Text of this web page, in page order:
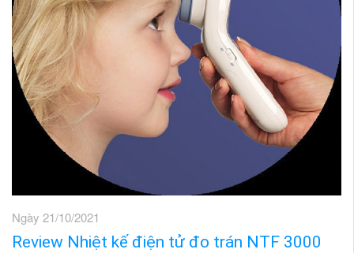
Ngày 21/10/2021
Review Nhiệt kế điện tử đo trán NTF 3000